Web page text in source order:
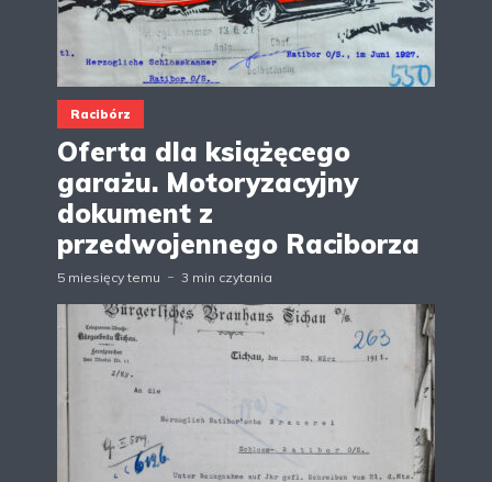
Racibórz
Oferta dla książęcego
garażu. Motoryzacyjny
dokument z
przedwojennego Raciborza
5 miesięcy temu 3 min czytania